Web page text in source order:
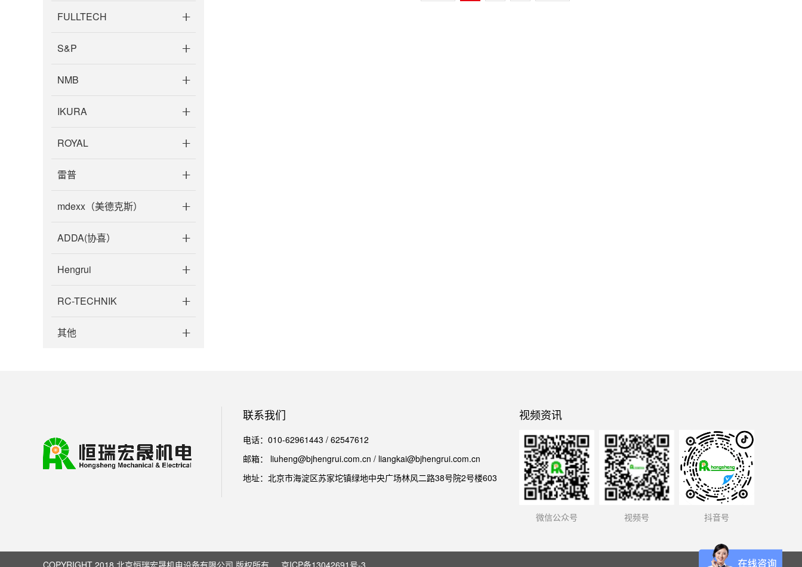
FULLTECH
S&P
NMB
IKURA
ROYAL
雷普
mdexx（美德克斯）
ADDA(协喜）
Hengrui
RC-TECHNIK
其他
联系我们
电话：010-62961443 / 62547612
邮箱： liuheng@bjhengrui.com.cn / liangkai@bjhengrui.com.cn
地址：北京市海淀区苏家坨镇绿地中央广场林风二路38号院2号楼603
视频资讯
微信公众号 视频号 抖音号
COPYRIGHT 2018 北京恒瑞宏晟机电设备有限公司 版权所有 京ICP备13042691号-3